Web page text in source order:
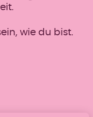
wie du bist.